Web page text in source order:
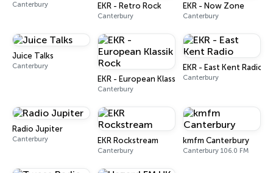
Canterbury EKR - Retro Rock
Canterbury
EKR - Now Zone
Canterbury
Juice Talks
Canterbury
EKR - European Klassik Rock
Canterbury
EKR - East Kent Radio
Canterbury
Radio Jupiter
Canterbury EKR Rockstream
Canterbury
kmfm Canterbury
Canterbury 106.0 FM